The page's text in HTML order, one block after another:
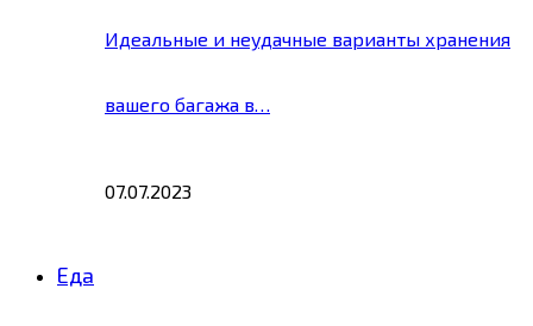
Идеальные и неудачные варианты хранения
вашего багажа в…
07.07.2023
Еда